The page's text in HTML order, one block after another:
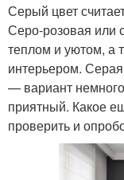
Серый цвет
Серо-розовая или
теплом и уютом, а
интерьером.
— вариант
приятный. Какое
проверить и